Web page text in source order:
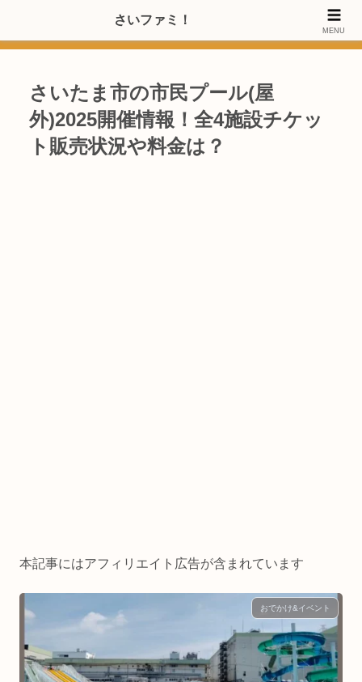
>>【PRのご協力内容更新しました】さいたま市のファミリー世代・20～
さいたま市の市民プール(屋
外)2025開催情報！全4施設チケッ
ト販売状況や料金は？
本記事にはアフィリエイト広告が含まれています
おでかけ&イベント
さいファミ！
MENU